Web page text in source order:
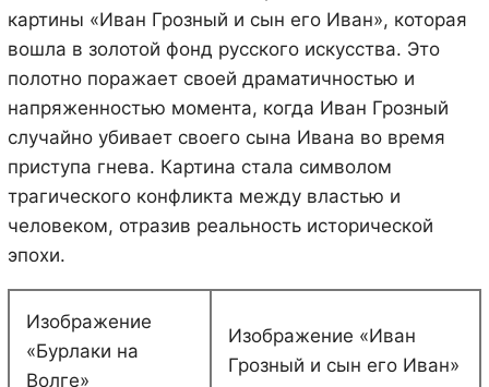
картины «Иван Грозный и сын его Иван», которая
вошла в золотой фонд русского искусства. Это
полотно поражает своей драматичностью и
напряженностью момента, когда Иван Грозный
случайно убивает своего сына Ивана во время
приступа гнева. Картина стала символом
трагического конфликта между властью и
человеком, отразив реальность исторической
эпохи.
Изображение
«Бурлаки на
Волге»
Изображение «Иван
Грозный и сын его Иван»